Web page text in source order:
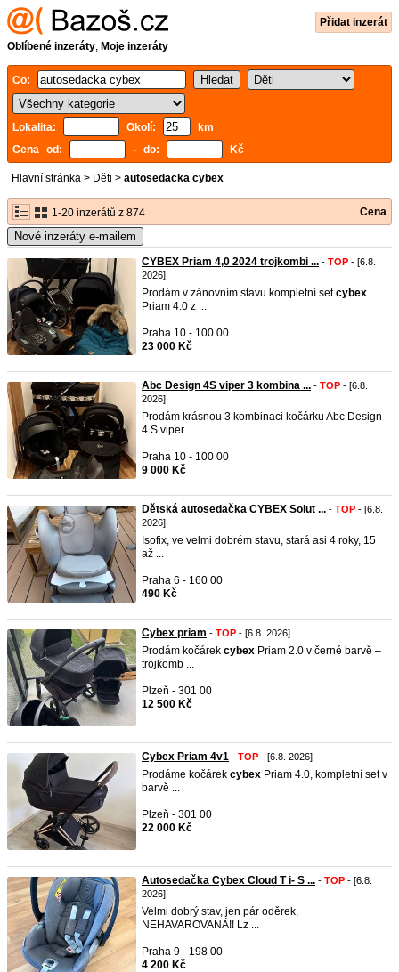
Přidat inzerát
Oblíbené inzeráty, Moje inzeráty
Co:
Lokalita: Okolí:
km
Cena od:
- do: Kč
Hlavní stránka > Děti > autosedacka cybex
1-20 inzerátů z 874 Cena
Nové inzeráty e-mailem
CYBEX Priam 4,0 2024 trojkombi ... - TOP - [6.8.
2026]
Prodám v zánovním stavu kompletní setcybex
Priam 4.0 z ...
Praha 10 - 100 00
23 000 Kč
Abc Design 4S viper 3 kombina ... - TOP - [6.8.
2026]
Prodám krásnou 3 kombinaci kočárku Abc Design
4 S viper ...
Praha 10 - 100 00
9 000 Kč
Dětská autosedačka CYBEX Solut ... - TOP - [6.8.
2026]
Isofix, ve velmi dobrém stavu, stará asi 4 roky, 15
až ...
Praha 6 - 160 00
490 Kč
Cybex priam - TOP - [6.8. 2026]
Prodám kočárek cybex Priam 2.0 v černé barvě –
trojkomb ...
Plzeň - 301 00
12 500 Kč
Cybex Priam 4v1 - TOP - [6.8. 2026]
Prodáme kočárek cybex Priam 4.0, kompletní set v
barvě ...
Plzeň - 301 00
22 000 Kč
Autosedačka Cybex Cloud T i- S ... - TOP - [6.8.
2026]
Velmi dobrý stav, jen pár oděrek,
NEHAVAROVANÁ!! Lz ...
Praha 9 - 198 00
4 200 Kč